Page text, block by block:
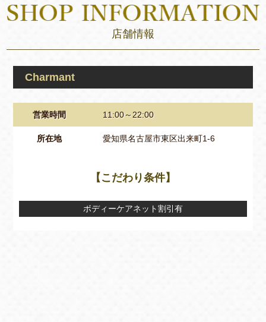
店舗情報
Charmant
営業時間 11:00～22:00
所在地 愛知県名古屋市東区出来町1-6
【こだわり条件】
ボディーケアネット割引有